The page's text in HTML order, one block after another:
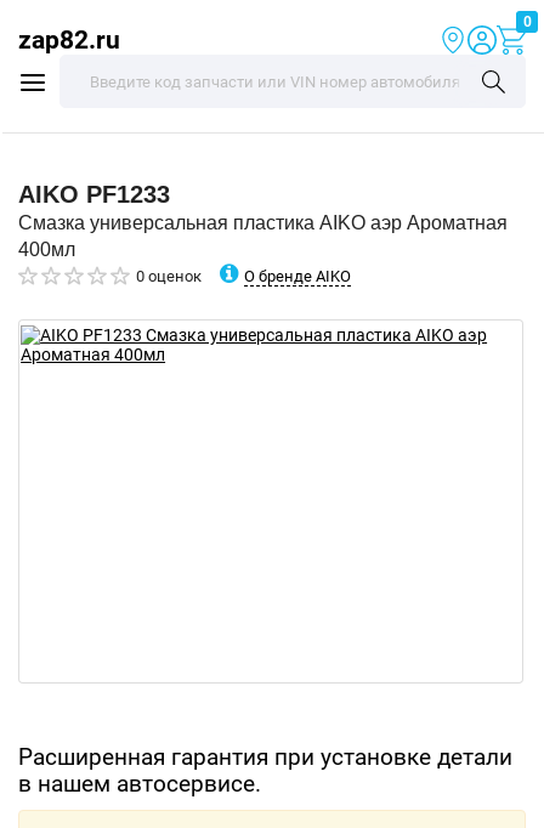
zap82.ru
0
AIKO PF1233
Смазка универсальная пластика AIKO аэр Ароматная
400мл
0 оценок О бренде AIKO
Расширенная гарантия при установке детали
в нашем автосервисе.